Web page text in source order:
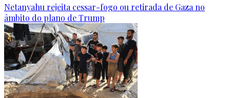
Netanyahu rejeita cessar-fogo ou retirada de Gaza no
âmbito do plano de Trump